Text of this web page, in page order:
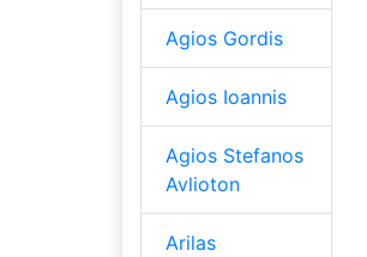
Agios Gordis
Agios Ioannis
Agios Stefanos
Avlioton
Arilas